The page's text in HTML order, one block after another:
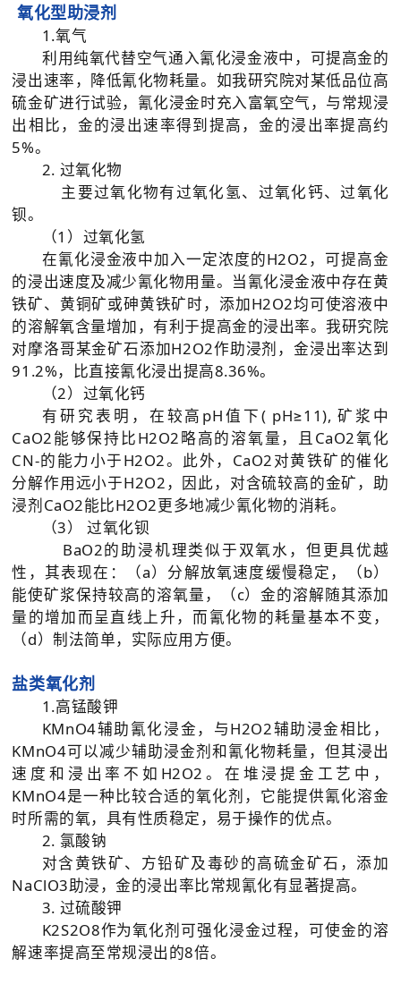
氧化型助浸剂
1.氧气
利用纯氧代替空气通入氰化浸金液中，可提高金的
浸出速率，降低氰化物耗量。如我研究院对某低品位高
硫金矿进行试验，氰化浸金时充入富氧空气，与常规浸
出相比，金的浸出速率得到提高，金的浸出率提高约
5%。
2. 过氧化物
主要过氧化物有过氧化氢、过氧化钙、过氧化
钡。
（1）过氧化氢
在氰化浸金液中加入一定浓度的H2O2，可提高金
的浸出速度及减少氰化物用量。当氰化浸金液中存在黄
铁矿、黄铜矿或砷黄铁矿时，添加H2O2均可使溶液中
的溶解氧含量增加，有利于提高金的浸出率。我研究院
对摩洛哥某金矿石添加H2O2作助浸剂，金浸出率达到
91.2%，比直接氰化浸出提高8.36%。
（2）过氧化钙
有研究表明，在较高pH值下( pH≥11), 矿浆中
CaO2能够保持比H2O2略高的溶氧量，且CaO2氧化
CN-的能力小于H2O2。此外，CaO2对黄铁矿的催化
分解作用远小于H2O2，因此，对含硫较高的金矿，助
浸剂CaO2能比H2O2更多地减少氰化物的消耗。
（3） 过氧化钡
BaO2的助浸机理类似于双氧水，但更具优越
性，其表现在：（a）分解放氧速度缓慢稳定，（b）
能使矿浆保持较高的溶氧量，（c）金的溶解随其添加
量的增加而呈直线上升，而氰化物的耗量基本不变，
（d）制法简单，实际应用方便。
盐类氧化剂
1.高锰酸钾
KMnO4辅助氰化浸金，与H2O2辅助浸金相比，
KMnO4可以减少辅助浸金剂和氰化物耗量，但其浸出
速度和浸出率不如H2O2。在堆浸提金工艺中，
KMnO4是一种比较合适的氧化剂，它能提供氰化溶金
时所需的氧，具有性质稳定，易于操作的优点。
2. 氯酸钠
对含黄铁矿、方铅矿及毒砂的高硫金矿石，添加
NaClO3助浸，金的浸出率比常规氰化有显著提高。
3. 过硫酸钾
K2S2O8作为氧化剂可强化浸金过程，可使金的溶
解速率提高至常规浸出的8倍。